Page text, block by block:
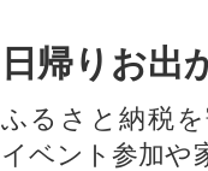
日帰りお出
ふるさと納税
イベント参加や